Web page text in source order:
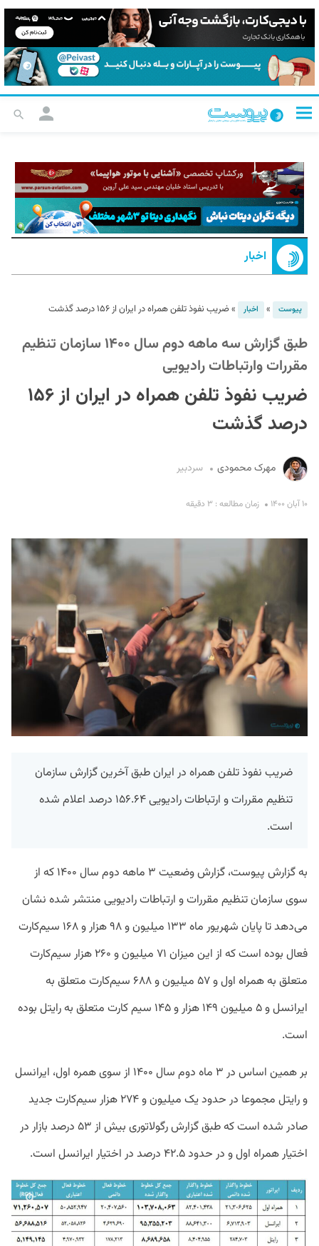
اخبار
پیوست » اخبار »ضریب نفوذ تلفن همراه در ایران از ۱۵۶ درصد گذشت
طبق گزارش سه ماهه دوم سال ۱۴۰۰ سازمان تنظیم
مقررات وارتباطات رادیویی
ضریب نفوذ تلفن همراه در ایران از ۱۵۶
درصد گذشت
مهرک محمودی سردبیر
۱۰ آبان ۱۴۰۰ زمان مطالعه : ۳ دقیقه
ضریب نفوذ تلفن همراه در ایران طبق آخرین گزارش سازمان
تنظیم مقررات و ارتباطات رادیویی ۱۵۶.۶۴ درصد اعلام شده
است.
به گزارش پیوست، گزارش وضعیت ۳ ماهه دوم سال ۱۴۰۰ که از
سوی سازمان تنظیم مقررات و ارتباطات رادیویی منتشر شده نشان
می‌دهد تا پایان شهریور ماه ۱۳۳ میلیون و ۹۸ هزار و ۱۶۸ سیم‌کارت
فعال بوده است که از این میزان ۷۱ میلیون و ۲۶۰ هزار سیم‌کارت
متعلق به همراه اول و ۵۷ میلیون و ۶۸۸ سیم‌کارت متعلق به
ایرانسل و ۵ میلیون ۱۴۹ هزار و ۱۴۵ سیم کارت متعلق به رایتل بوده
است.
بر همین اساس در ۳ ماه دوم سال ۱۴۰۰ از سوی همره اول، ایرانسل
و رایتل مجموعا در حدود یک میلیون و ۲۷۴ هزار سیم‌کارت جدید
صادر شده است که طبق گزارش رگولاتوری بیش از ۵۳ درصد بازار در
اختیار همراه اول و در حدود ۴۲.۵ درصد در اختیار ایرانسل است.